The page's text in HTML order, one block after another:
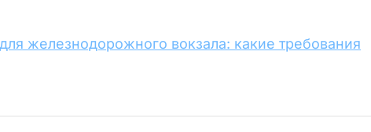
железнодорожного вокзала: какие требования